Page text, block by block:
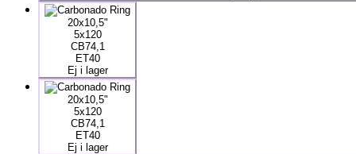
20x10,5"
5x120
CB74,1
ET40
Ej i lager
20x10,5"
5x120
CB74,1
ET40
Ej i lager